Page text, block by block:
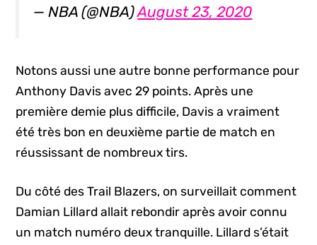
— NBA (@NBA)August 23, 2020
Notons aussi une autre bonne performance pour
Anthony Davis avec 29 points. Après une
première demie plus difficile, Davis a vraiment
été très bon en deuxième partie de match en
réussissant de nombreux tirs.
Du côté des Trail Blazers, on surveillait comment
Damian Lillard allait rebondir après avoir connu
un match numéro deux tranquille. Lillard s’était